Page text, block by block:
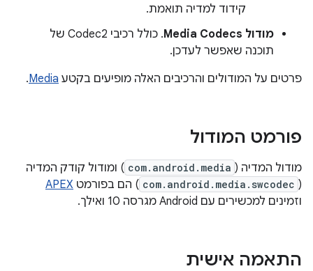
קידוד למדיה תואמת.
מודול Media Codecs
. כולל רכיבי Codec2 של
תוכנה שאפשר לעדכן.
פרטים על המודולים והרכיבים האלה מופיעים בקטע Media
.
פורמט המודול
מודול המדיה ( com.android.media ) ומודול קודק המדיה
(
com.android.media.swcodec ) הם בפורמט APEX
וזמינים למכשירים עם Android מגרסה 10 ואילך.
התאמה אישית